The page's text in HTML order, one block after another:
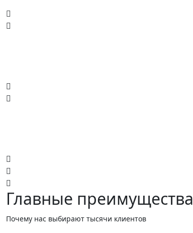
Главные преимущества
Почему нас выбирают тысячи клиентов